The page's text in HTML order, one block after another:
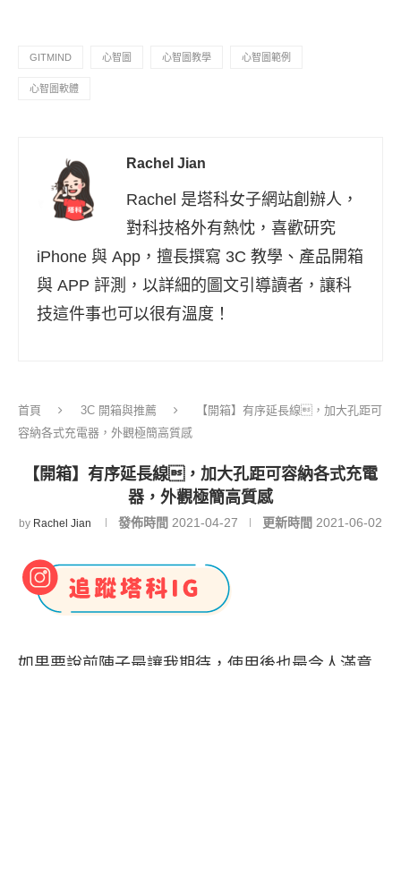
GITMIND 心智圖 心智圖教學 心智圖範例
心智圖軟體
Rachel Jian
Rachel 是塔科女子網站創辦人，
對科技格外有熱忱，喜歡研究
iPhone 與 App，擅長撰寫 3C 教學、產品開箱
與 APP 評測，以詳細的圖文引導讀者，讓科
技這件事也可以很有溫度！
首頁 3C 開箱與推薦
【開箱】有序延長線，加大孔距可
容納各式充電器，外觀極簡高質感
【開箱】有序延長線，加大孔距可容納各式充電
器，外觀極簡高質感
by Rachel Jian 發佈時間 2021-04-27 更新時間 2021-06-02
如果要說前陣子最讓我期待，使用後也最令人滿意